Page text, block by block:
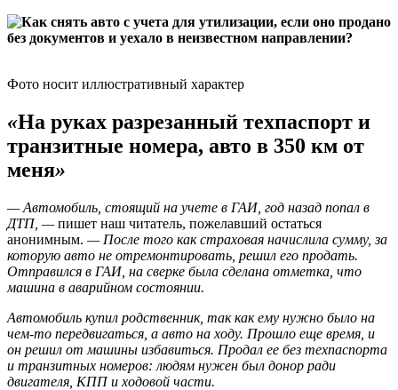
Фото носит иллюстративный характер
«На руках разрезанный техпаспорт и
транзитные номера, авто в 350 км от
меня»
— Автомобиль, стоящий на учете в ГАИ, год назад попал в
ДТП, —пишет наш читатель, пожелавший остаться
анонимным. — После того как страховая начислила сумму, за
которую авто не отремонтировать, решил его продать.
Отправился в ГАИ, на сверке была сделана отметка, что
машина в аварийном состоянии.
Автомобиль купил родственник, так как ему нужно было на
чем-то передвигаться, а авто на ходу. Прошло еще время, и
он решил от машины избавиться. Продал ее без техпаспорта
и транзитных номеров: людям нужен был донор ради
двигателя, КПП и ходовой части.